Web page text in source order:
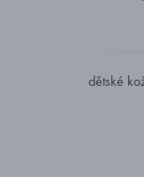
dětské